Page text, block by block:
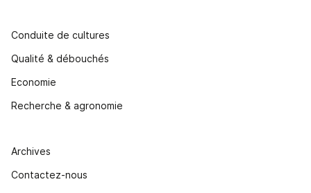
Conduite de cultures
Qualité & débouchés
Economie
Recherche & agronomie
Archives
Contactez-nous